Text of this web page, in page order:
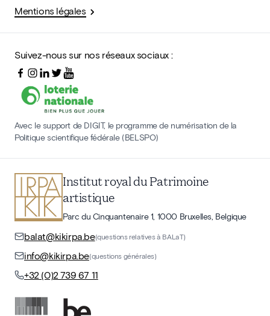
Mentions légales
Suivez-nous sur nos réseaux sociaux :
Avec le support de DIGIT, le programme de numérisation de la
Politique scientifique fédérale (BELSPO)
Institut royal du Patrimoine
artistique
Parc du Cinquantenaire 1, 1000 Bruxelles, Belgique
balat@kikirpa.be(questions relatives à BALaT)
info@kikirpa.be(questions générales)
+32 (0)2 739 67 11